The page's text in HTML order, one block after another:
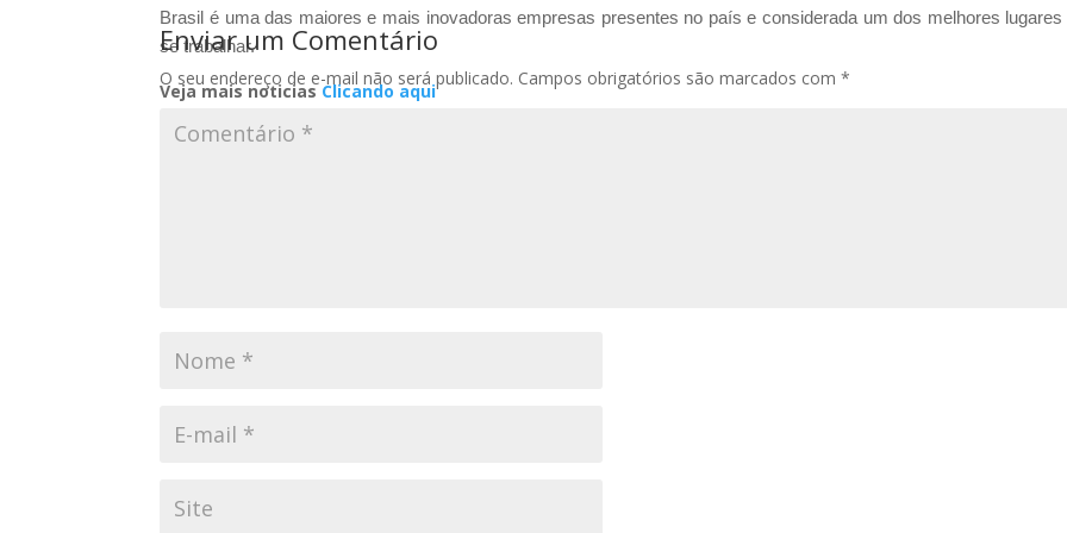
Brasil é uma das maiores e mais inovadoras empresas presentes no país e considerada um dos melhores lugares
se trabalhar.
Veja mais noticiasClicando aqui
Enviar um Comentário
O seu endereço de e-mail não será publicado. Campos obrigatórios são marcados com*